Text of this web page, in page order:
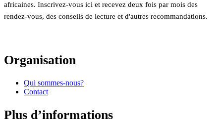
africaines. Inscrivez-vous ici et recevez deux fois par mois des
rendez-vous, des conseils de lecture et d'autres recommandations.
Organisation
Qui sommes-nous?
Contact
Plus d’informations